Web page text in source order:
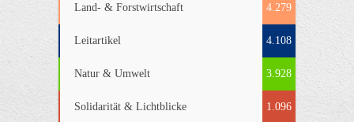
Land- & Forstwirtschaft 4.279
Leitartikel 4.108
Natur & Umwelt 3.928
Solidarität & Lichtblicke 1.096